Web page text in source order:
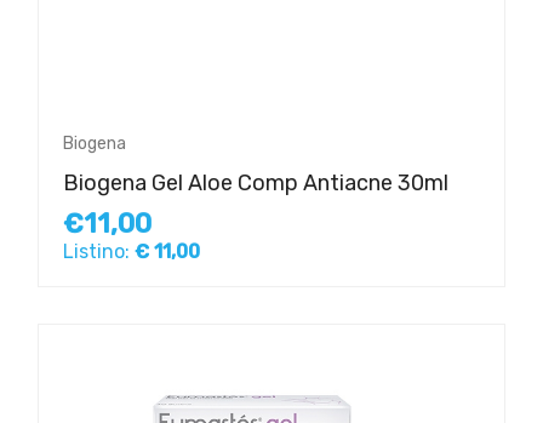
Biogena
Biogena Gel Aloe Comp Antiacne 30ml
€11,00
Listino: € 11,00